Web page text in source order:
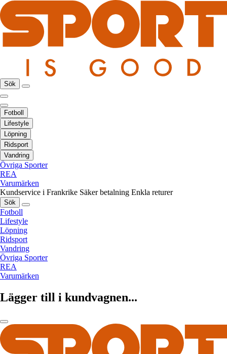
Sök
Fotboll
Lifestyle
Löpning
Ridsport
Vandring
Övriga Sporter
REA
Varumärken
Kundservice i Frankrike Säker betalning Enkla returer
Sök
Fotboll
Lifestyle
Löpning
Ridsport
Vandring
Övriga Sporter
REA
Varumärken
Lägger till i kundvagnen...